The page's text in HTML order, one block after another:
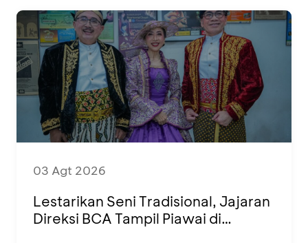
03 Agt 2026
Lestarikan Seni Tradisional, Jajaran
Direksi BCA Tampil Piawai di